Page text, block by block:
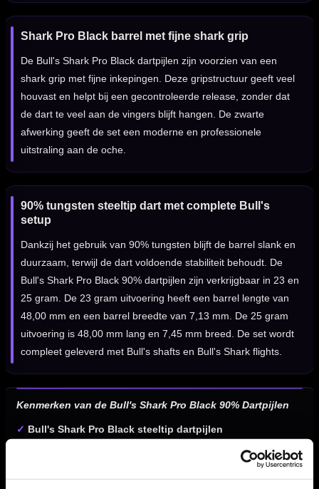
Shark Pro Black barrel met fijne shark grip
De Bull's Shark Pro Black dartpijlen zijn voorzien van een
shark grip met fijne inkepingen. Deze gripstructuur geeft veel
houvast en helpt bij een gecontroleerde release, zonder dat
de dart te veel aan de vingers blijft hangen. De zwarte
afwerking geeft de set een moderne en professionele
uitstraling aan de oche.
90% tungsten steeltip dart met complete Bull's
setup
Dankzij het gebruik van 90% tungsten blijft de barrel slank en
duurzaam, terwijl de dart voldoende stabiliteit behoudt. De
Bull's Shark Pro Black 90% dartpijlen zijn verkrijgbaar in 23 en
25 gram. De 23 gram uitvoering heeft een barrel lengte van
48,00 mm en een barrel breedte van 7,13 mm. De 25 gram
uitvoering is 48,00 mm lang en 7,45 mm breed. De set wordt
compleet geleverd met Bull's shafts en Bull's Shark flights.
Kenmerken van de Bull's Shark Pro Black 90% Dartpijlen
✓ Bull's Shark Pro Black steeltip dartpijlen